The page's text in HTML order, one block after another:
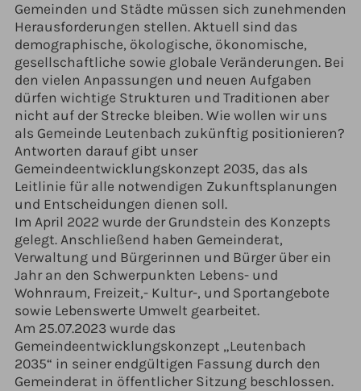
Gemeinden und Städte müssen sich zunehmenden
Herausforderungen stellen. Aktuell sind das
demographische, ökologische, ökonomische,
gesellschaftliche sowie globale Veränderungen. Bei
den vielen Anpassungen und neuen Aufgaben
dürfen wichtige Strukturen und Traditionen aber
nicht auf der Strecke bleiben. Wie wollen wir uns
als Gemeinde Leutenbach zukünftig positionieren?
Antworten darauf gibt unser
Gemeindeentwicklungskonzept 2035, das als
Leitlinie für alle notwendigen Zukunftsplanungen
und Entscheidungen dienen soll.
Im April 2022 wurde der Grundstein des Konzepts
gelegt. Anschließend haben Gemeinderat,
Verwaltung und Bürgerinnen und Bürger über ein
Jahr an den Schwerpunkten Lebens- und
Wohnraum, Freizeit,- Kultur-, und Sportangebote
sowie Lebenswerte Umwelt gearbeitet.
Am 25.07.2023 wurde das
Gemeindeentwicklungskonzept „Leutenbach
2035“ in seiner endgültigen Fassung durch den
Gemeinderat in öffentlicher Sitzung beschlossen.